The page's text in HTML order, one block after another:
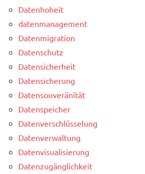
Datenhoheit
datenmanagement
Datenmigration
Datenschutz
Datensicherheit
Datensicherung
Datensouveränität
Datenspeicher
Datenverschlüsselung
Datenverwaltung
Datenvisualisierung
Datenzugänglichkeit